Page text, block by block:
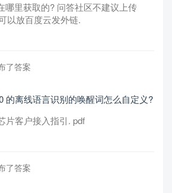
哪里获取的? 问答社区不建议上传
以放百度云发外链.
了答案
的离线语言识别的唤醒词怎么自定义?
片客户接入指引. pdf
了答案